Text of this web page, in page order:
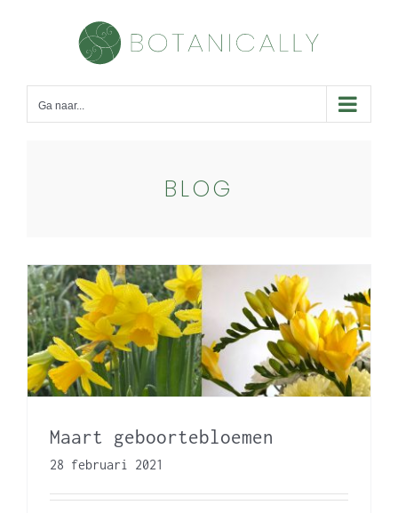
Ga naar...
BLOG
Maart geboortebloemen
28 februari 2021